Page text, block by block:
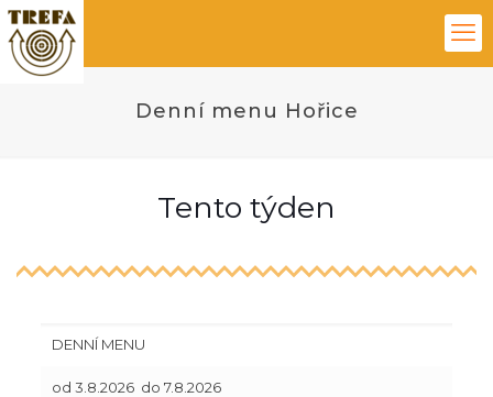
Denní menu Hořice
Tento týden
DENNÍ MENU
od 3.8.2026 do 7.8.2026